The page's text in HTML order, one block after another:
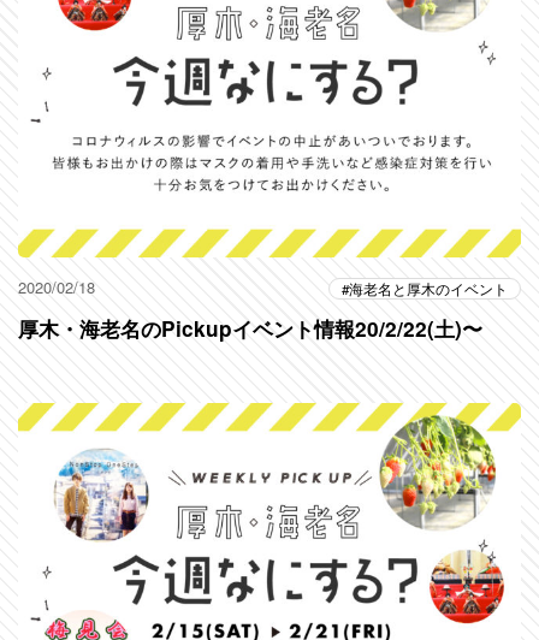
2020/02/18 海老名と厚木のイベント
厚木・海老名のPickupイベント情報20/2/22(土)〜